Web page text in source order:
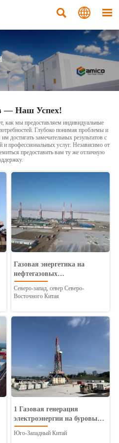
  
— Наш Успех!
как мы предоставляем индивидуальные
Глубоко понимая проблемы и
достигать замечательных результатов с
профессиональных услуг. Независимо от
предоставить вам ту же отличную
Газовая энергетика на
нефтегазовых
месторождениях Программа
"газ для нефти"
Северо-запад, север Северо-
Восточного Китая
1 Газовая генерация
электроэнергии на буровых
установках нефтегазовых
месторождений "газ вместо
Юго-Западный Китай